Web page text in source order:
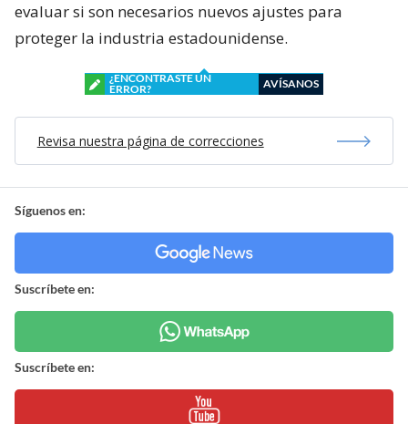
evaluar si son necesarios nuevos ajustes para
proteger la industria estadounidense.
¿ENCONTRASTE UN
ERROR?
AVÍSANOS
Revisa nuestra página de correcciones
Síguenos en:
Suscríbete en:
Suscríbete en: